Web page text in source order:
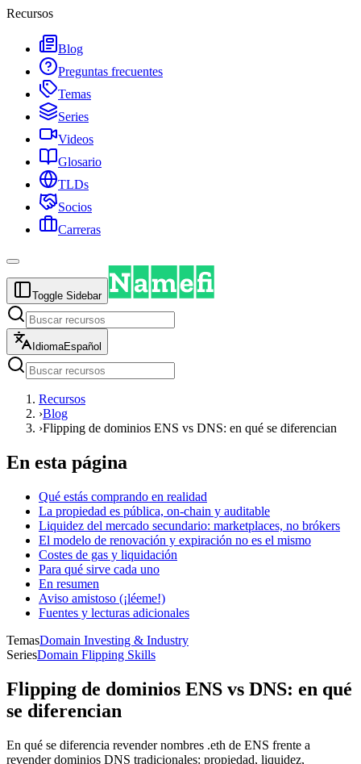
Recursos
Blog
Preguntas frecuentes
Temas
Series
Videos
Glosario
TLDs
Socios
Carreras
Toggle Sidebar
IdiomaEspañol
Recursos
›Blog
›Flipping de dominios ENS vs DNS: en qué se diferencian
En esta página
Qué estás comprando en realidad
La propiedad es pública, on-chain y auditable
Liquidez del mercado secundario: marketplaces, no brókers
El modelo de renovación y expiración no es el mismo
Costes de gas y liquidación
Para qué sirve cada uno
En resumen
Aviso amistoso (¡léeme!)
Fuentes y lecturas adicionales
TemasDomain Investing & Industry
SeriesDomain Flipping Skills
Flipping de dominios ENS vs DNS: en qué
se diferencian
En qué se diferencia revender nombres .eth de ENS frente a
revender dominios DNS tradicionales: propiedad, liquidez,